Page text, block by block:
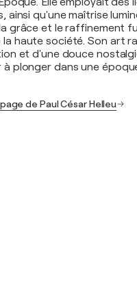
ainsi qu'une maîtrise
grâce et le raffinement
la haute société. Son art
et d'une douce
plonger dans une
de Paul César Helleu